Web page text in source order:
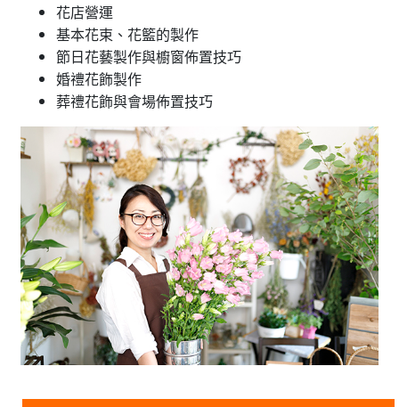
花店營運
基本花束、花籃的製作
節日花藝製作與櫥窗佈置技巧
婚禮花飾製作
葬禮花飾與會場佈置技巧